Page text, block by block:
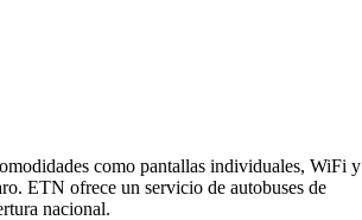
como pantallas individuales, WiFi y
ETN ofrece un servicio de autobuses de
nacional.